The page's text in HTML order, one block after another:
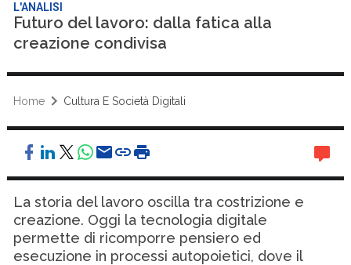
L'ANALISI
Futuro del lavoro: dalla fatica alla
creazione condivisa
Home Cultura E Società Digitali
La storia del lavoro oscilla tra costrizione e
creazione. Oggi la tecnologia digitale
permette di ricomporre pensiero ed
esecuzione in processi autopoietici, dove il